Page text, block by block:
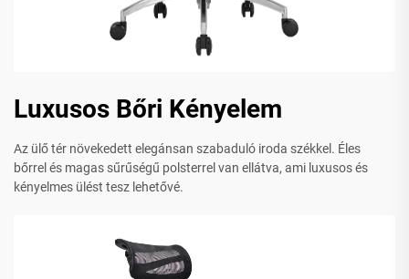
Luxusos Bőri Kényelem
Az ülő tér növekedett elegánsan szabaduló iroda székkel. Éles
bőrrel és magas sűrűségű polsterrel van ellátva, ami luxusos és
kényelmes ülést tesz lehetővé.